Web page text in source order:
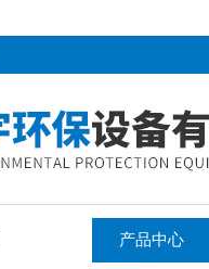
产品中心